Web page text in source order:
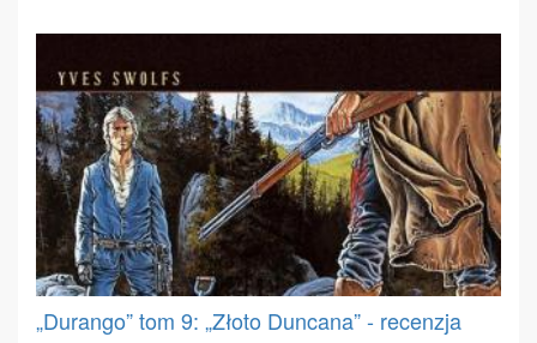
„Durango” tom 9: „Złoto Duncana” - recenzja